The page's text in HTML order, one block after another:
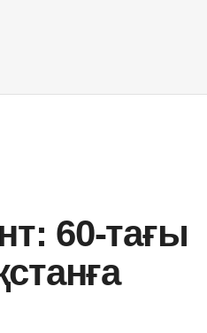
60-тағы